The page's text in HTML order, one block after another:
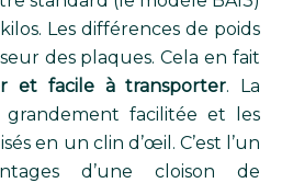
Les différences de poids
des plaques. Cela en fait
et facile à transporter. La
grandement facilitée et les
en un clin d’œil. C’est l’un
d’une cloison de